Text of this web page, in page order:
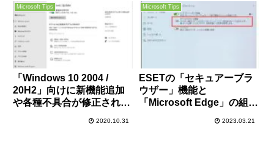
Microsoft Tips
「Windows 10 2004 /
20H2」向けに新機能追加
や各種不具合が修正された
「KB4580364」が配信開
2020.10.31
Microsoft Tips
ESETの「セキュアーブラ
ウザー」機能と
「Microsoft Edge」の組み
になる不具合が発生、対処
2023.03.21